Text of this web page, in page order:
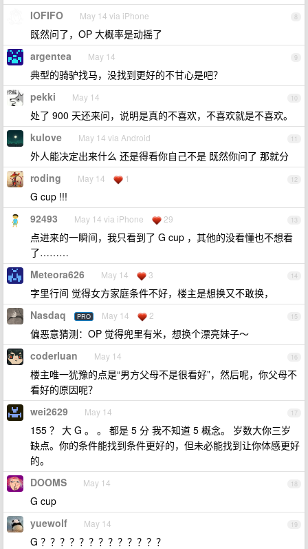
8
IOFIFO May 14 via iPhone
既然问了，OP 大概率是动摇了
9
argentea May 14
典型的骑驴找马，没找到更好的不甘心是吧？
10
pekki May 14
处了 900 天还来问，说明是真的不喜欢，不喜欢就是不喜欢。
11
kulove May 14 via Android
外人能决定出来什么 还是得看你自己不是 既然你问了 那就分
12
roding May 14 1
G cup !!!
13
92493 May 14 via iPhone 29
点进来的一瞬间，我只看到了 G cup ，其他的没看懂也不想看
了………
14
Meteora626 May 14 3
字里行间 觉得女方家庭条件不好，楼主是想换又不敢换，
15
Nasdaq PRO May 14 2
偏恶意猜测：OP 觉得兜里有米，想换个漂亮妹子～
16
coderluan May 14
楼主唯一犹豫的点是“男方父母不是很看好”，然后呢，你父母不
看好的原因呢？
17
wei2629 May 14
155 ？ 大 G 。 。 都是 5 分 我不知道 5 概念。 岁数大你三岁
缺点。你的条件能找到条件更好的，但未必能找到让你体感更好
的。
18
DOOMS May 14
G cup
19
yuewolf May 14
G ？？？？？？？？？？？？？